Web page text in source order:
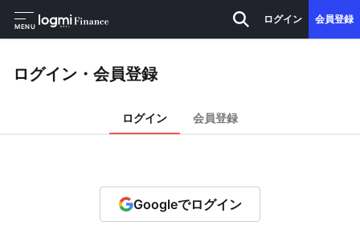
MENU
ログイン 会員登録
ログイン・会員登録
ログイン 会員登録
Googleでログイン